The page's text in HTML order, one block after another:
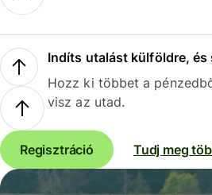
Indíts utalást külföldre, és
Hozz ki többet a
visz az utad.
Regisztráció Tudj meg